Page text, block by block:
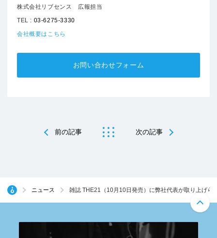
株式会社リブセンス 広報担当
TEL : 03-6275-3330
会社概要はこちら
お問い合わせフォーム
前の記事 次の記事
ニュース 雑誌 THE21（10月10日発売）に弊社代表が取り上げら